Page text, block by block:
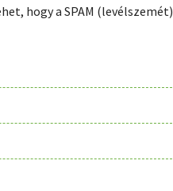
hogy a SPAM (levélszemét)